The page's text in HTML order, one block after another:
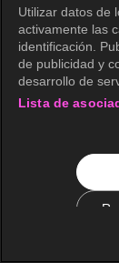
Utilizar datos de
activamente las
identificación.
de publicidad y
desarrollo de
Lista de